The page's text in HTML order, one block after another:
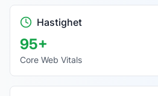
Hastighet
95+
Core Web Vitals